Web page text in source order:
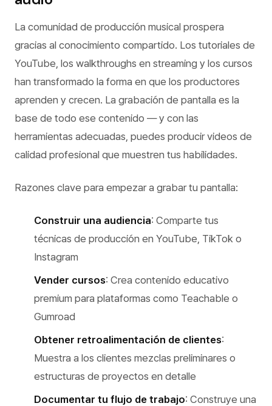
La comunidad de producción musical prospera
gracias al conocimiento compartido. Los tutoriales de
YouTube, los walkthroughs en streaming y los cursos
han transformado la forma en que los productores
aprenden y crecen. La grabación de pantalla es la
base de todo ese contenido — y con las
herramientas adecuadas, puedes producir videos de
calidad profesional que muestren tus habilidades.
Razones clave para empezar a grabar tu pantalla:
Construir una audiencia: Comparte tus
técnicas de producción en YouTube, TikTok o
Instagram
Vender cursos: Crea contenido educativo
premium para plataformas como Teachable o
Gumroad
Obtener retroalimentación de clientes:
Muestra a los clientes mezclas preliminares o
estructuras de proyectos en detalle
Documentar tu flujo de trabajo: Construye una